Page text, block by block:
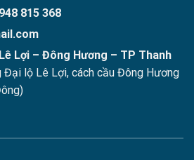
815 368
Lợi – Đông Hương – TP Thanh
lộ Lê Lợi, cách cầu Đông Hương